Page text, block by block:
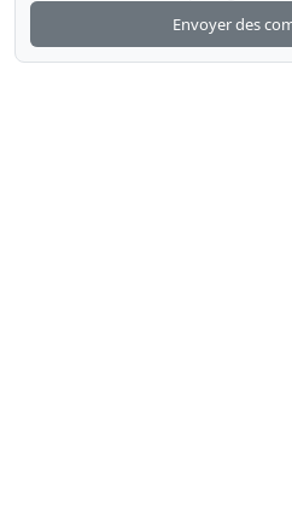
Envoyer des